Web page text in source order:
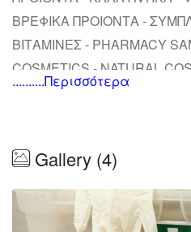
ΒΡΕΦΙΚΑ ΠΡΟΙΟΝΤΑ -
ΒΙΤΑΜΙΝΕΣ - PHARMACY
COSMETICS - NATURAL
SUPPLEMENTS -
KOZMETİK - BESLENME
..........Περισσότερα
Gallery (4)